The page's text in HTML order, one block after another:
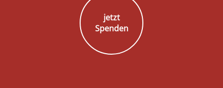
jetzt
Spenden